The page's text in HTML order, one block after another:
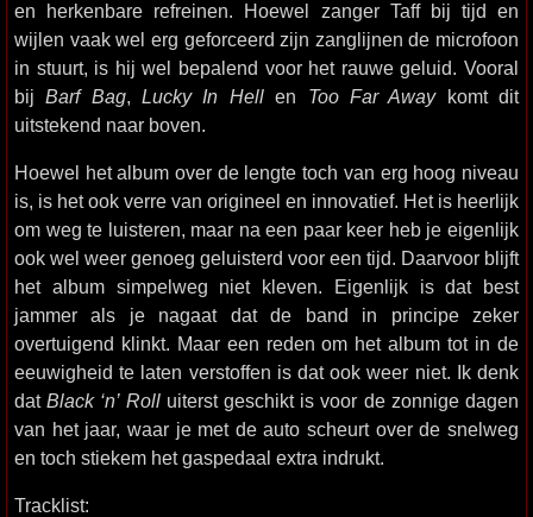
en herkenbare refreinen. Hoewel zanger Taff bij tijd en
wijlen vaak wel erg geforceerd zijn zanglijnen de microfoon
in stuurt, is hij wel bepalend voor het rauwe geluid. Vooral
bijBarf Bag, Lucky In Hellen Too Far Awaykomt dit
uitstekend naar boven.
Hoewel het album over de lengte toch van erg hoog niveau
is, is het ook verre van origineel en innovatief. Het is heerlijk
om weg te luisteren, maar na een paar keer heb je eigenlijk
ook wel weer genoeg geluisterd voor een tijd. Daarvoor blijft
het album simpelweg niet kleven. Eigenlijk is dat best
jammer als je nagaat dat de band in principe zeker
overtuigend klinkt. Maar een reden om het album tot in de
eeuwigheid te laten verstoffen is dat ook weer niet. Ik denk
datBlack ‘n’ Roll uiterst geschikt is voor de zonnige dagen
van het jaar, waar je met de auto scheurt over de snelweg
en toch stiekem het gaspedaal extra indrukt.
Tracklist: